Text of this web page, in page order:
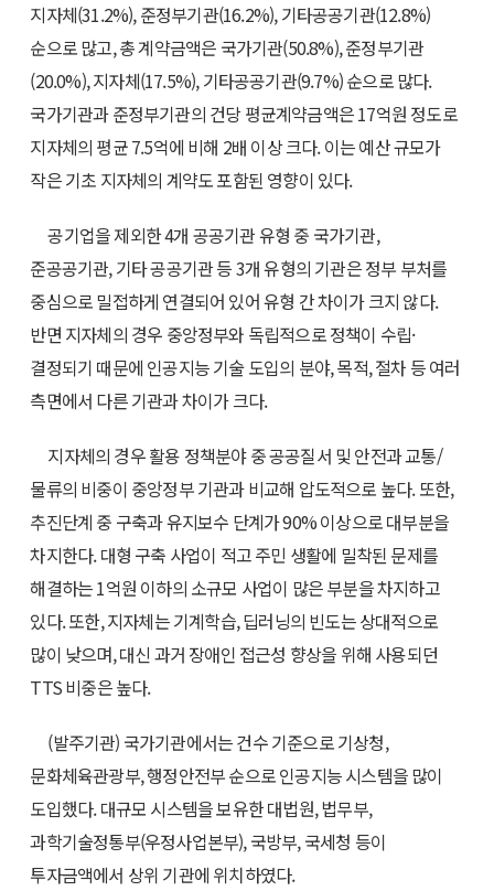
지자체(31.2%), 준정부기관(16.2%), 기타공공기관(12.8%)
순으로 많고, 총 계약금액은 국가기관(50.8%), 준정부기관
(20.0%), 지자체(17.5%), 기타공공기관(9.7%) 순으로 많다.
국가기관과 준정부기관의 건당 평균계약금액은 17억원 정도로
지자체의 평균 7.5억에 비해 2배 이상 크다. 이는 예산 규모가
작은 기초 지자체의 계약도 포함된 영향이 있다.
공기업을 제외한 4개 공공기관 유형 중 국가기관,
준공공기관, 기타 공공기관 등 3개 유형의 기관은 정부 부처를
중심으로 밀접하게 연결되어 있어 유형 간 차이가 크지 않다.
반면 지자체의 경우 중앙정부와 독립적으로 정책이 수립·
결정되기 때문에 인공지능 기술 도입의 분야, 목적, 절차 등 여러
측면에서 다른 기관과 차이가 크다.
지자체의 경우 활용 정책분야 중 공공질서 및 안전과 교통/
물류의 비중이 중앙정부 기관과 비교해 압도적으로 높다. 또한,
추진단계 중 구축과 유지보수 단계가 90% 이상으로 대부분을
차지한다. 대형 구축 사업이 적고 주민 생활에 밀착된 문제를
해결하는 1억원 이하의 소규모 사업이 많은 부분을 차지하고
있다. 또한, 지자체는 기계학습, 딥러닝의 빈도는 상대적으로
많이 낮으며, 대신 과거 장애인 접근성 향상을 위해 사용되던
TTS 비중은 높다.
(발주기관) 국가기관에서는 건수 기준으로 기상청,
문화체육관광부, 행정안전부 순으로 인공지능 시스템을 많이
도입했다. 대규모 시스템을 보유한 대법원, 법무부,
과학기술정통부(우정사업본부), 국방부, 국세청 등이
투자금액에서 상위 기관에 위치하였다.